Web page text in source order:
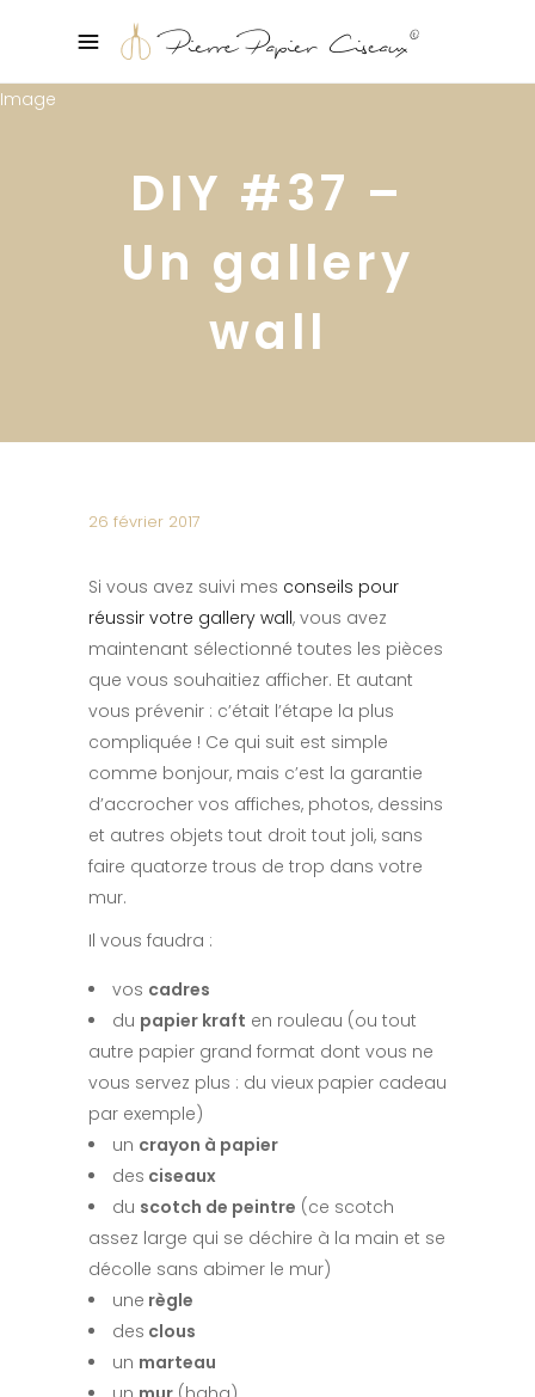
DIY #37 –
Un gallery
wall
26 février 2017
Si vous avez suivi mes conseils pour
réussir votre gallery wall, vous avez
maintenant sélectionné toutes les pièces
que vous souhaitiez afficher. Et autant
vous prévenir : c’était l’étape la plus
compliquée ! Ce qui suit est simple
comme bonjour, mais c’est la garantie
d’accrocher vos affiches, photos, dessins
et autres objets tout droit tout joli, sans
faire quatorze trous de trop dans votre
mur.
Il vous faudra :
vos cadres
du papier kraft en rouleau (ou tout
autre papier grand format dont vous ne
vous servez plus : du vieux papier cadeau
par exemple)
un crayon à papier
des ciseaux
du scotch de peintre (ce scotch
assez large qui se déchire à la main et se
décolle sans abimer le mur)
une règle
des clous
un marteau